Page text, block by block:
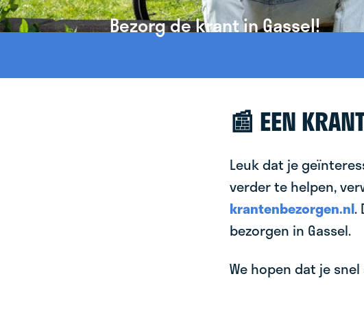
Bezorg de krant in Gassel!
📰 EEN
Leuk dat je
verder te helpen,
krantenbezorgen.nl.
bezorgen in Gassel.
We hopen dat je